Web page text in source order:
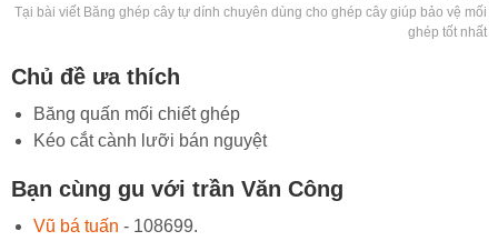
Tại bài viết Băng ghép cây tự dính chuyên dùng cho ghép cây giúp bảo vệ mối
ghép tốt nhất
Chủ đề ưa thích
Băng quấn mối chiết ghép
Kéo cắt cành lưỡi bán nguyệt
Bạn cùng gu với trần Văn Công
Vũ bá tuấn - 108699.